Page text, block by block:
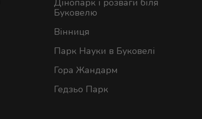
Дінопарк і розваги біля
Буковелю
Вінниця
Парк Науки в Буковелі
Гора Жандарм
Гедзьо Парк